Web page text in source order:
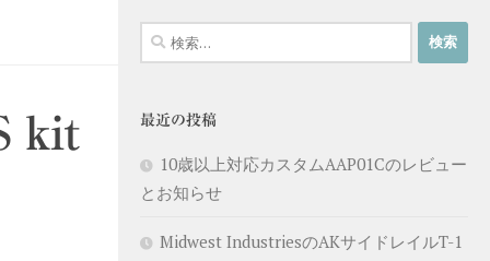
kit
検
索:
最近の投稿
10歳以上対応カスタムAAP01Cのレビュー
とお知らせ
Midwest IndustriesのAKサイドレイルT-1